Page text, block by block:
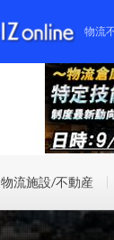
物流
物流施設/不動産